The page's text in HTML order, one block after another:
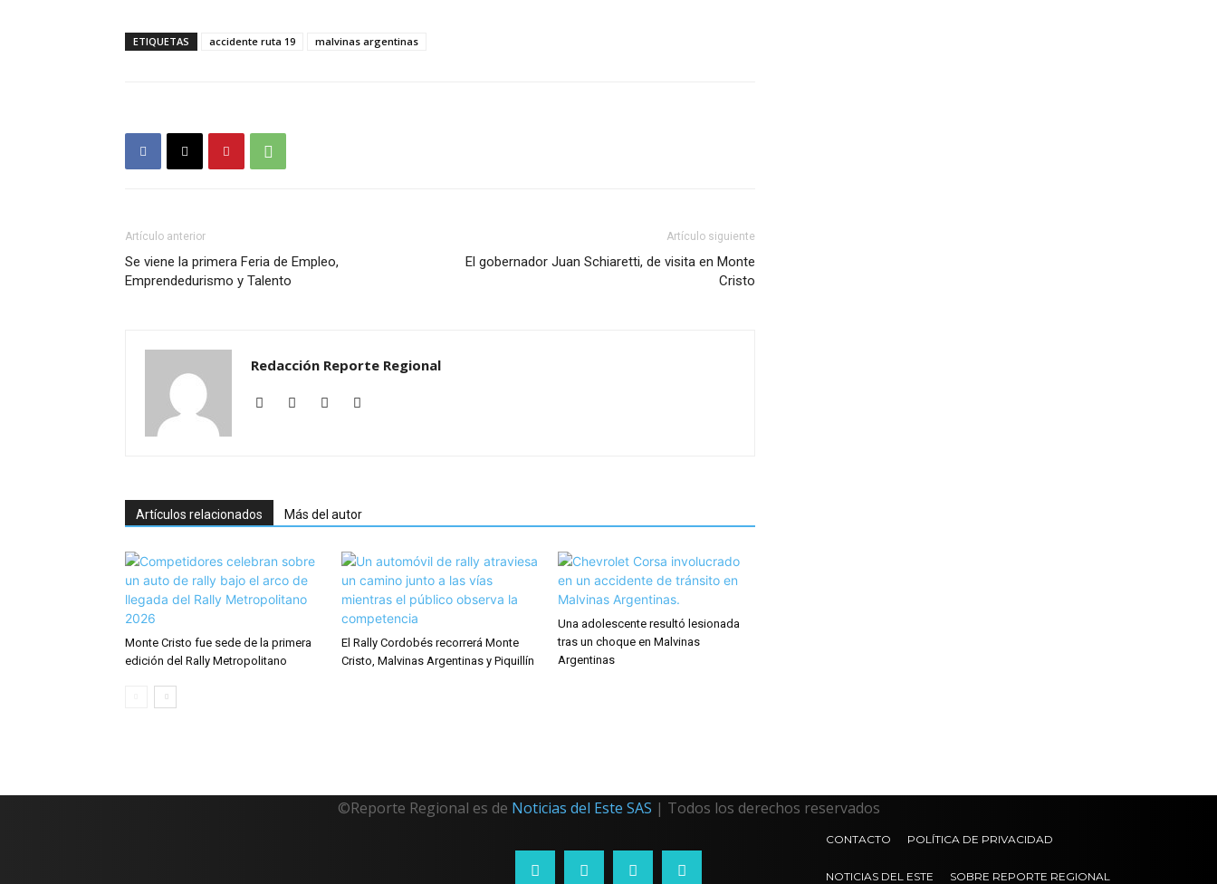
ETIQUETAS accidente ruta 19 malvinas argentinas
Artículo anterior
Se viene la primera Feria de Empleo,
Emprendedurismo y Talento
Artículo siguiente
El gobernador Juan Schiaretti, de visita en Monte
Cristo
Redacción Reporte Regional
Artículos relacionados Más del autor
Monte Cristo fue sede de la primera
edición del Rally Metropolitano
El Rally Cordobés recorrerá Monte
Cristo, Malvinas Argentinas y Piquillín
Una adolescente resultó lesionada
tras un choque en Malvinas
Argentinas
©Reporte Regional es de Noticias del Este SAS | Todos los derechos reservados
CONTACTO POLÍTICA DE PRIVACIDAD
NOTICIAS DEL ESTE SOBRE REPORTE REGIONAL